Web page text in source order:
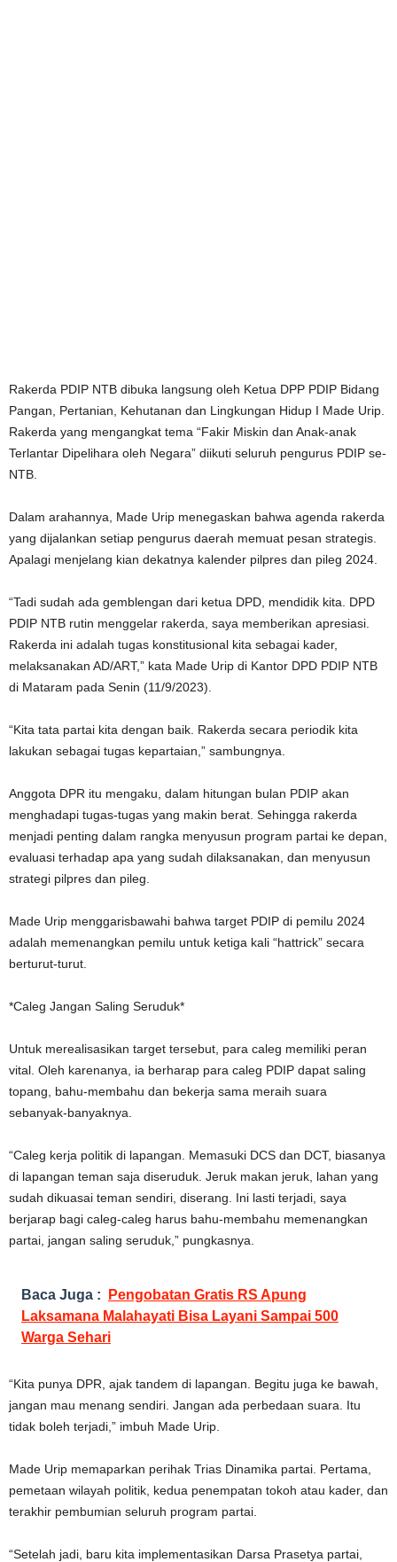
Rakerda PDIP NTB dibuka langsung oleh Ketua DPP PDIP Bidang
Pangan, Pertanian, Kehutanan dan Lingkungan Hidup I Made Urip.
Rakerda yang mengangkat tema “Fakir Miskin dan Anak-anak
Terlantar Dipelihara oleh Negara” diikuti seluruh pengurus PDIP se-
NTB.
Dalam arahannya, Made Urip menegaskan bahwa agenda rakerda
yang dijalankan setiap pengurus daerah memuat pesan strategis.
Apalagi menjelang kian dekatnya kalender pilpres dan pileg 2024.
“Tadi sudah ada gemblengan dari ketua DPD, mendidik kita. DPD
PDIP NTB rutin menggelar rakerda, saya memberikan apresiasi.
Rakerda ini adalah tugas konstitusional kita sebagai kader,
melaksanakan AD/ART,” kata Made Urip di Kantor DPD PDIP NTB
di Mataram pada Senin (11/9/2023).
“Kita tata partai kita dengan baik. Rakerda secara periodik kita
lakukan sebagai tugas kepartaian,” sambungnya.
Anggota DPR itu mengaku, dalam hitungan bulan PDIP akan
menghadapi tugas-tugas yang makin berat. Sehingga rakerda
menjadi penting dalam rangka menyusun program partai ke depan,
evaluasi terhadap apa yang sudah dilaksanakan, dan menyusun
strategi pilpres dan pileg.
Made Urip menggarisbawahi bahwa target PDIP di pemilu 2024
adalah memenangkan pemilu untuk ketiga kali “hattrick” secara
berturut-turut.
*Caleg Jangan Saling Seruduk*
Untuk merealisasikan target tersebut, para caleg memiliki peran
vital. Oleh karenanya, ia berharap para caleg PDIP dapat saling
topang, bahu-membahu dan bekerja sama meraih suara
sebanyak-banyaknya.
“Caleg kerja politik di lapangan. Memasuki DCS dan DCT, biasanya
di lapangan teman saja diseruduk. Jeruk makan jeruk, lahan yang
sudah dikuasai teman sendiri, diserang. Ini lasti terjadi, saya
berjarap bagi caleg-caleg harus bahu-membahu memenangkan
partai, jangan saling seruduk,” pungkasnya.
Baca Juga :
Pengobatan Gratis RS Apung
Laksamana Malahayati Bisa Layani Sampai 500
Warga Sehari
“Kita punya DPR, ajak tandem di lapangan. Begitu juga ke bawah,
jangan mau menang sendiri. Jangan ada perbedaan suara. Itu
tidak boleh terjadi,” imbuh Made Urip.
Made Urip memaparkan perihak Trias Dinamika partai. Pertama,
pemetaan wilayah politik, kedua penempatan tokoh atau kader, dan
terakhir pembumian seluruh program partai.
“Setelah jadi, baru kita implementasikan Darsa Prasetya partai,